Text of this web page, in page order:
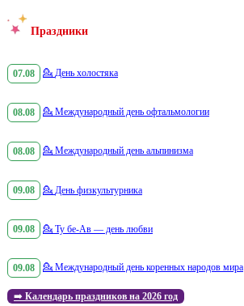
Праздники
07.08 💁 День холостяка
08.08 💁 Международный день офтальмологии
08.08 💁 Международный день альпинизма
09.08 💁 День физкультурника
09.08 💁 Ту бе-Ав — день любви
09.08 💁 Международный день коренных народов мира
➡️ Календарь праздников на 2026 год